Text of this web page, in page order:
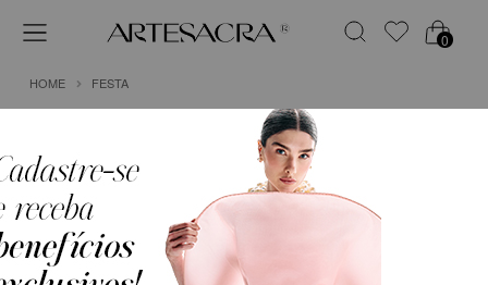
0
HOME FESTA